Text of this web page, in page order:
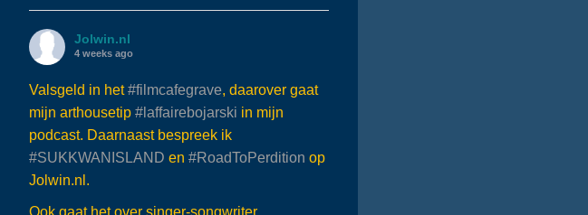
Jolwin.nl
4 weeks ago
Valsgeld in het#filmcafegrave, daarover gaat
mijn arthousetip #laffairebojarski in mijn
podcast. Daarnaast bespreek ik
#SUKKWANISLAND en #RoadToPerdition op
Jolwin.nl.
Ook gaat het over singer-songwriter